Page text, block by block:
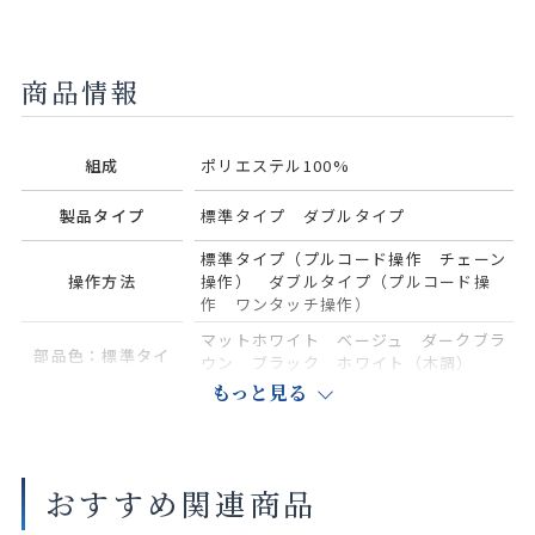
商品情報
組成 ポリエステル100%
製品タイプ 標準タイプ ダブルタイプ
操作方法
標準タイプ（プルコード操作 チェーン
操作） ダブルタイプ（プルコード操
作 ワンタッチ操作）
部品色：標準タイ
マットホワイト ベージュ ダークブラ
ウン ブラック ホワイト（木調）
ナチュラルブラウン（木調） セピア
（木調）
プ 木調ウェイト
バー〈オプショ
ホワイト（木調） ナチュラルブラウ
ン（木調） セピア（木調）
もっと見る
おすすめ関連商品